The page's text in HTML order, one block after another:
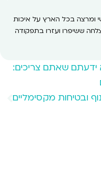
ומרצה בכל הארץ על איכות
ששיפרו ועזרו בתפקודה
ידעתם שאתם צריכים:
ובטיחות מקסימליים